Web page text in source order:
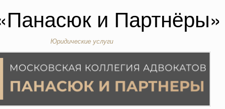
и Партнёры»
Юридические услуги